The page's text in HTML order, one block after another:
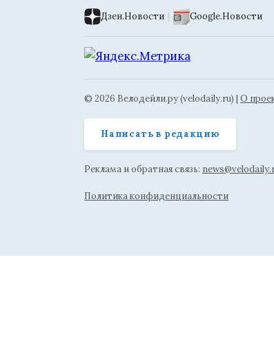
Дзен.Новости | Google.Новости
© 2026 Велодейли.ру (velodaily.ru) | О
Написать в редакцию
Реклама и обратная связь:
Политика конфиденциальности